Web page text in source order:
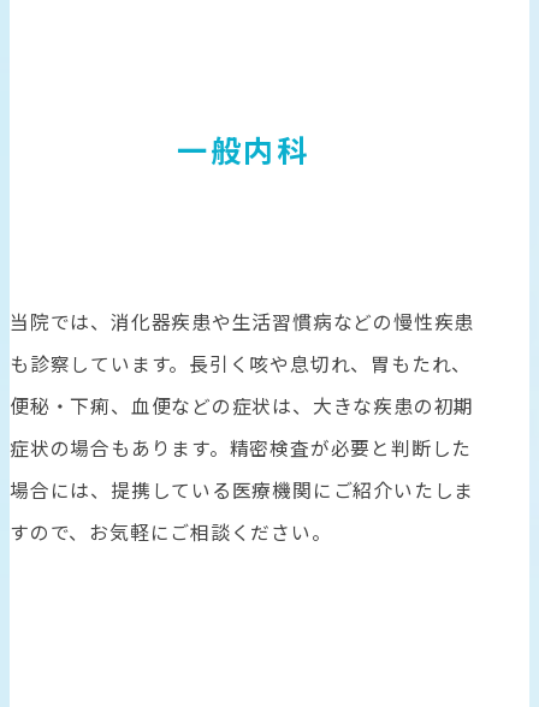
一般内科
当院では、消化器疾患や生活習慣病などの慢性疾患
も診察しています。⻑引く咳や息切れ、胃もたれ、
便秘・下痢、血便などの症状は、大きな疾患の初期
症状の場合もあります。精密検査が必要と判断した
場合には、提携している医療機関にご紹介いたしま
すので、お気軽にご相談ください。